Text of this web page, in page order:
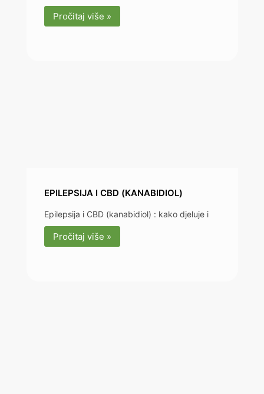
Pročitaj više »
EPILEPSIJA I CBD (KANABIDIOL)
Epilepsija i CBD (kanabidiol) : kako djeluje i
Pročitaj više »